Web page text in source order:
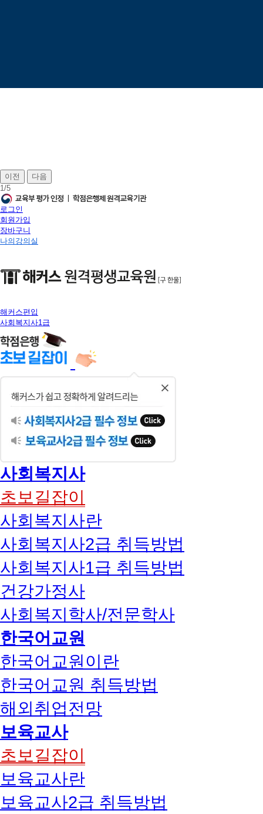
이전
다음
1/5
로그인
회원가입
장바구니
나의강의실
해커스편입
사회복지사1급
사회복지사
초보길잡이
사회복지사란
사회복지사2급 취득방법
사회복지사1급 취득방법
건강가정사
사회복지학사/전문학사
한국어교원
한국어교원이란
한국어교원 취득방법
해외취업전망
보육교사
초보길잡이
보육교사란
보육교사2급 취득방법